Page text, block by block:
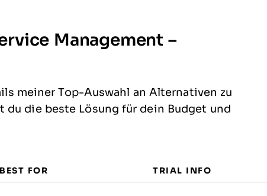
Management –
meiner Top-Auswahl an Alternativen zu
du die beste Lösung für dein Budget und
BEST FOR TRIAL INFO